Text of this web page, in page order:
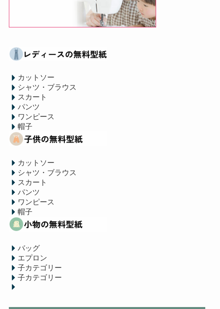
カットソー
シャツ・ブラウス
スカート
パンツ
ワンピース
帽子
カットソー
シャツ・ブラウス
スカート
パンツ
ワンピース
帽子
バッグ
エプロン
子カテゴリー
子カテゴリー